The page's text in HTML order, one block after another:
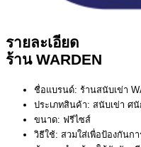
รายละเอียด
ร้าน WARDEN
ชื่อแบรนด์: ร้านสนับเข่า
ประเภทสินค้า: สนับเข่า ศ
ขนาด: ฟรีไซส์
วิธีใช้: สวมใส่เพื่อป้องกันก